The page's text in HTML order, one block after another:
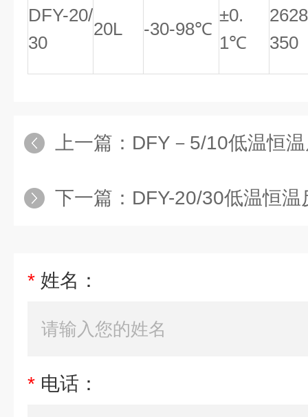
DFY-20/
30
20L -30-98℃
±0.
1℃
350
上一篇： DFY－5/10低温恒温反应浴
下一篇： DFY-20/30低温恒温反应
* 姓名：
* 电话：